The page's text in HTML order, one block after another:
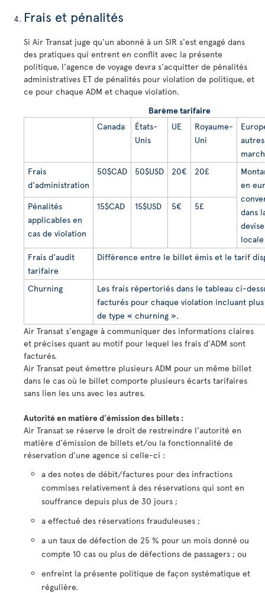
Frais et pénalités
Si Air Transat juge qu'un abonné à un SIR s'est engagé dans
des pratiques qui entrent en conflit avec la présente
politique, l'agence de voyage devra s'acquitter de pénalités
administratives ET de pénalités pour violation de politique, et
ce pour chaque ADM et chaque violation.
Barème tarifaire
Canada
États-
Unis
UE
Royaume-
Uni
autres
Frais
d'administration
50$CAD 50$USD 20€ 20£
en
dans
devise
locale
Pénalités
applicables en
cas de violation
15$CAD 15$USD 5€ 5£
Frais d'audit
tarifaire
Différence entre le billet émis et le tarif
Churning
Les frais répertoriés dans le tableau ci-
facturés pour chaque violation incluant
de type « churning ».
Air Transat s'engage à communiquer des informations claires
et précises quant au motif pour lequel les frais d'ADM sont
facturés.
Air Transat peut émettre plusieurs ADM pour un même billet
dans le cas où le billet comporte plusieurs écarts tarifaires
sans lien les uns avec les autres.
Autorité en matière d'émission des billets :
Air Transat se réserve le droit de restreindre l'autorité en
matière d'émission de billets et/ou la fonctionnalité de
réservation d'une agence si celle-ci :
a des notes de débit/factures pour des infractions
commises relativement à des réservations qui sont en
souffrance depuis plus de 30 jours ;
a effectué des réservations frauduleuses ;
a un taux de défection de 25 % pour un mois donné ou
compte 10 cas ou plus de défections de passagers ; ou
enfreint la présente politique de façon systématique et
régulière.